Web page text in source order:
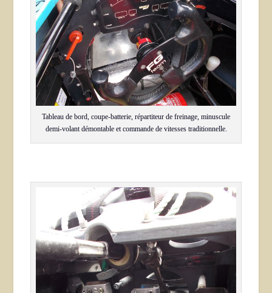
Tableau de bord, coupe-batterie, répartiteur de freinage, minuscule
demi-volant démontable et commande de vitesses traditionnelle.